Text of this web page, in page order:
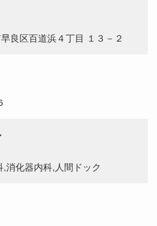
良区百道浜４丁目 １３－２
,消化器内科,人間ドック